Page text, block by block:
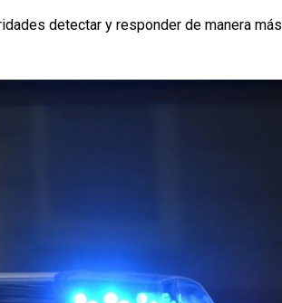
detectar y responder de manera más